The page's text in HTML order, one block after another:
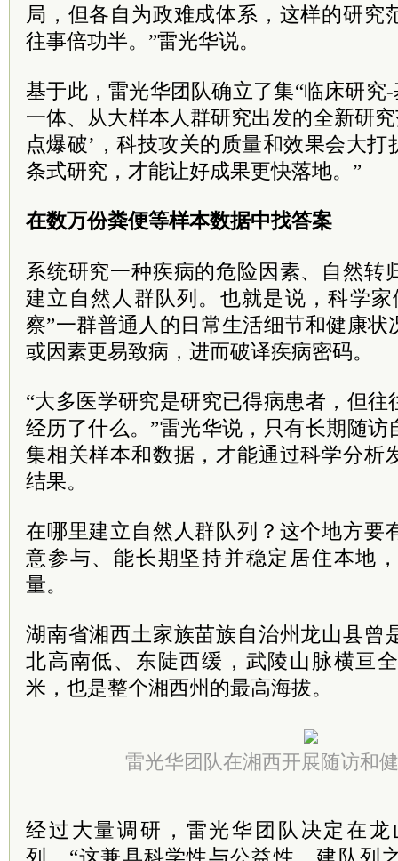
局，但各自为政难成体系，这样的研究
往事倍功半。”雷光华说。
基于此，雷光华团队确立了集“临床研究
一体、从大样本人群研究出发的全新研
点爆破’，科技攻关的质量和效果会大
条式研究，才能让好成果更快落地。”
在数万份粪便等样本数据中找答案
系统研究一种疾病的危险因素、自然转
建立自然人群队列。也就是说，科学
察”一群普通人的日常生活细节和健康
或因素更易致病，进而破译疾病密码。
“大多医学研究是研究已得病患者，但
经历了什么。”雷光华说，只有长期随
集相关样本和数据，才能通过科学分析
结果。
在哪里建立自然人群队列？这个地方要
意参与、能长期坚持并稳定居住本地
量。
湖南省湘西土家族苗族自治州龙山县曾
北高南低、东陡西缓，武陵山脉横亘
米，也是整个湘西州的最高海拔。
雷光华团队在湘西开展随访和
经过大量调研，雷光华团队决定在